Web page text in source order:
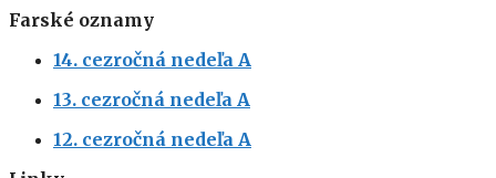
Farské oznamy
14. cezročná nedeľa A
13. cezročná nedeľa A
12. cezročná nedeľa A